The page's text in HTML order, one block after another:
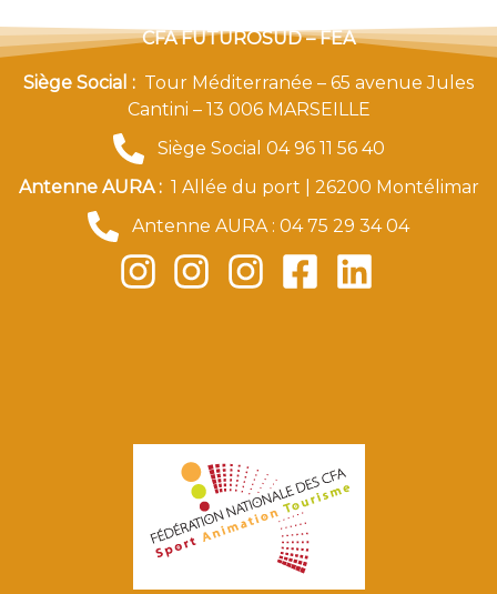
CFA FUTUROSUD – FEA
Siège Social : Tour Méditerranée – 65 avenue Jules
Cantini – 13 006 MARSEILLE
Siège Social 04 96 11 56 40
Antenne AURA : 1 Allée du port | 26200 Montélimar
Antenne AURA : 04 75 29 34 04